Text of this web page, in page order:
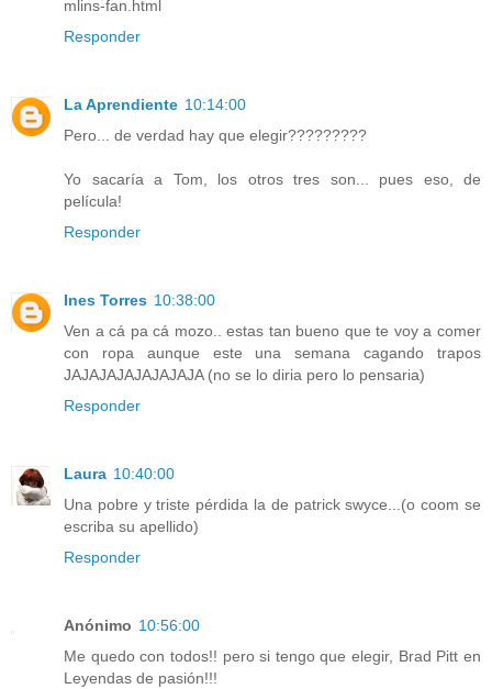
mlins-fan.html
Responder
La Aprendiente 10:14:00
Pero... de verdad hay que elegir?????????
Yo sacaría a Tom, los otros tres son... pues eso, de
película!
Responder
Ines Torres 10:38:00
Ven a cá pa cá mozo.. estas tan bueno que te voy a comer
con ropa aunque este una semana cagando trapos
JAJAJAJAJAJAJAJA (no se lo diria pero lo pensaria)
Responder
Laura 10:40:00
Una pobre y triste pérdida la de patrick swyce...(o coom se
escriba su apellido)
Responder
Anónimo 10:56:00
Me quedo con todos!! pero si tengo que elegir, Brad Pitt en
Leyendas de pasión!!!